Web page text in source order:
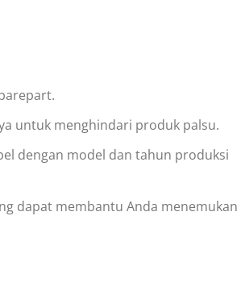
untuk menghindari produk palsu.
dengan model dan tahun produksi
dapat membantu Anda menemukan